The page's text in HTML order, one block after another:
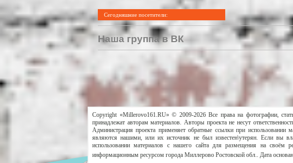
Сегодняшние посетители:
Наша группа в ВК
Copyright «Millerovo161.RU» © 2009-2026 Все права на фотографии,
принадлежат авторам материалов. Авторы проекта не несут
Администрация проекта применяет обратные ссылки при
являются нашими, или их источник не был известен\утерян. Если вы
использовании материалов с нашего сайта для размещения на своём
информационным ресурсом города Миллерово Ростовской обл.. Дата